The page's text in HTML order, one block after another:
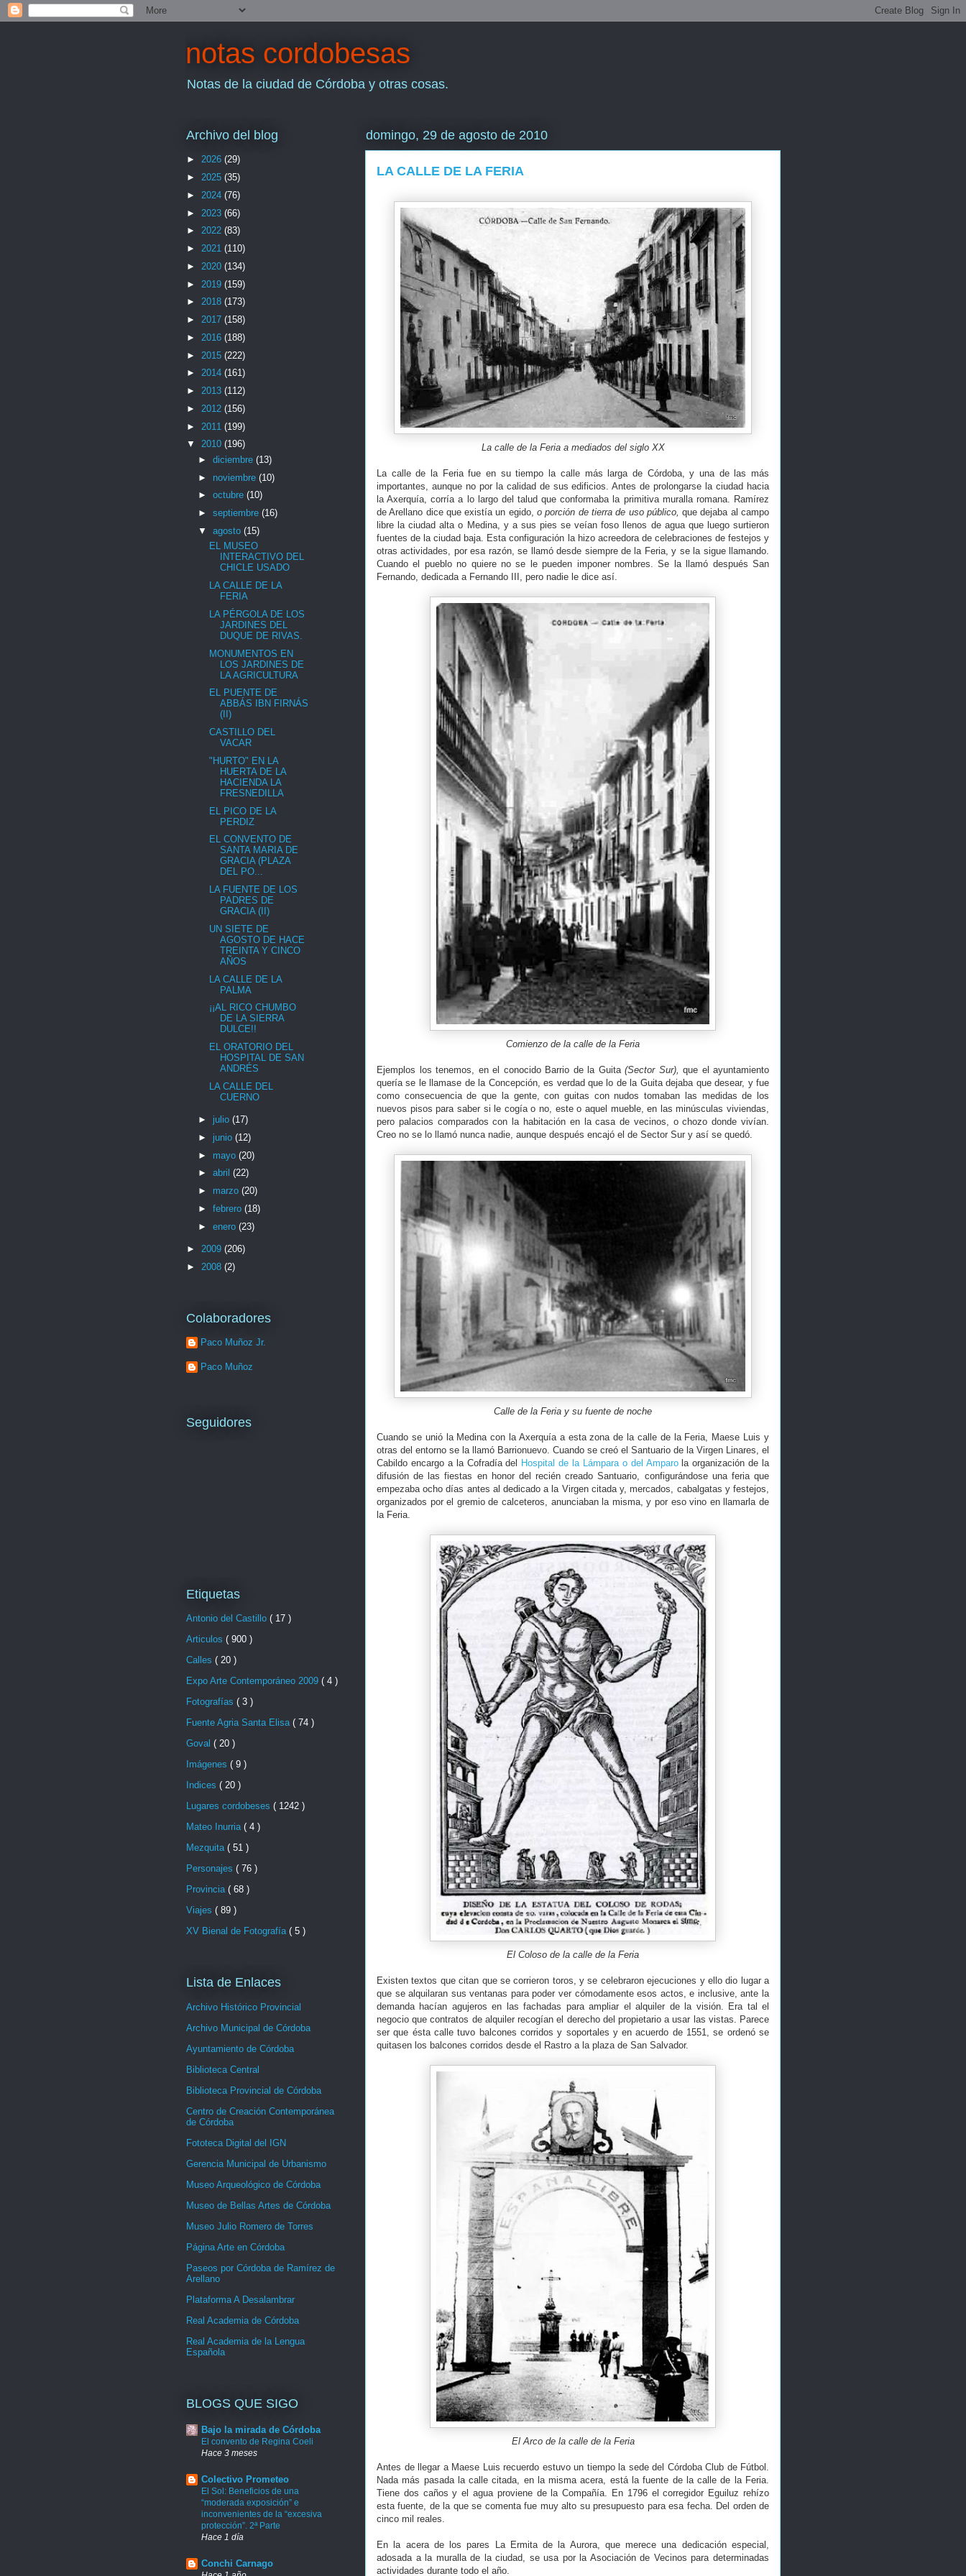
notas cordobesas
Notas de la ciudad de Córdoba y otras cosas.
domingo, 29 de agosto de 2010
LA CALLE DE LA FERIA
La calle de la Feria a mediados del siglo XX
La calle de la Feria fue en su tiempo la calle más larga de Córdoba, y una de las más
importantes, aunque no por la calidad de sus edificios. Antes de prolongarse la ciudad hacia
la Axerquía, corría a lo largo del talud que conformaba la primitiva muralla romana. Ramírez
de Arellano dice que existía un egido,o porción de tierra de uso público, que dejaba al campo
libre la ciudad alta o Medina, y a sus pies se veían foso llenos de agua que luego surtieron
fuentes de la ciudad baja. Esta configuración la hizo acreedora de celebraciones de festejos y
otras actividades, por esa razón, se llamó desde siempre de la Feria, y se la sigue llamando.
Cuando el pueblo no quiere no se le pueden imponer nombres. Se la llamó después San
Fernando, dedicada a Fernando III, pero nadie le dice así.
Comienzo de la calle de la Feria
Ejemplos los tenemos, en el conocido Barrio de la Guita(Sector Sur), que el ayuntamiento
quería se le llamase de la Concepción, es verdad que lo de la Guita dejaba que desear, y fue
como consecuencia de que la gente, con guitas con nudos tomaban las medidas de los
nuevos pisos para saber si le cogía o no, este o aquel mueble, en las minúsculas viviendas,
pero palacios comparados con la habitación en la casa de vecinos, o chozo donde vivían.
Creo no se lo llamó nunca nadie, aunque después encajó el de Sector Sur y así se quedó.
Calle de la Feria y su fuente de noche
Cuando se unió la Medina con la Axerquía a esta zona de la calle de la Feria, Maese Luis y
otras del entorno se la llamó Barrionuevo. Cuando se creó el Santuario de la Virgen Linares, el
Cabildo encargo a la Cofradía del
Hospital de la Lámpara o del Amparola organización de la
difusión de las fiestas en honor del recién creado Santuario, configurándose una feria que
empezaba ocho días antes al dedicado a la Virgen citada y, mercados, cabalgatas y festejos,
organizados por el gremio de calceteros, anunciaban la misma, y por eso vino en llamarla de
la Feria.
El Coloso de la calle de la Feria
Existen textos que citan que se corrieron toros, y se celebraron ejecuciones y ello dio lugar a
que se alquilaran sus ventanas para poder ver cómodamente esos actos, e inclusive, ante la
demanda hacían agujeros en las fachadas para ampliar el alquiler de la visión. Era tal el
negocio que contratos de alquiler recogían el derecho del propietario a usar las vistas. Parece
ser que ésta calle tuvo balcones corridos y soportales y en acuerdo de 1551, se ordenó se
quitasen los balcones corridos desde el Rastro a la plaza de San Salvador.
El Arco de la calle de la Feria
Antes de llegar a Maese Luis recuerdo estuvo un tiempo la sede del Córdoba Club de Fútbol.
Nada más pasada la calle citada, en la misma acera, está la fuente de la calle de la Feria.
Tiene dos caños y el agua proviene de la Compañía. En 1796 el corregidor Eguiluz rehízo
esta fuente, de la que se comenta fue muy alto su presupuesto para esa fecha. Del orden de
cinco mil reales.
En la acera de los pares La Ermita de la Aurora, que merece una dedicación especial,
adosada a la muralla de la ciudad, se usa por la Asociación de Vecinos para determinadas
actividades durante todo el año.
Archivo del blog
► 2026 (29)
► 2025 (35)
► 2024 (76)
► 2023 (66)
► 2022 (83)
► 2021 (110)
► 2020 (134)
► 2019 (159)
► 2018 (173)
► 2017 (158)
► 2016 (188)
► 2015 (222)
► 2014 (161)
► 2013 (112)
► 2012 (156)
► 2011 (199)
▼ 2010 (196)
► diciembre (13)
► noviembre (10)
► octubre (10)
► septiembre (16)
▼ agosto (15)
EL MUSEO
INTERACTIVO DEL
CHICLE USADO
LA CALLE DE LA
FERIA
LA PÉRGOLA DE LOS
JARDINES DEL
DUQUE DE RIVAS.
MONUMENTOS EN
LOS JARDINES DE
LA AGRICULTURA
EL PUENTE DE
ABBÁS IBN FIRNÁS
(II)
CASTILLO DEL
VACAR
"HURTO" EN LA
HUERTA DE LA
HACIENDA LA
FRESNEDILLA
EL PICO DE LA
PERDIZ
EL CONVENTO DE
SANTA MARIA DE
GRACIA (PLAZA
DEL PO...
LA FUENTE DE LOS
PADRES DE
GRACIA (II)
UN SIETE DE
AGOSTO DE HACE
TREINTA Y CINCO
AÑOS
LA CALLE DE LA
PALMA
¡¡AL RICO CHUMBO
DE LA SIERRA
DULCE!!
EL ORATORIO DEL
HOSPITAL DE SAN
ANDRÉS
LA CALLE DEL
CUERNO
► julio (17)
► junio (12)
► mayo (20)
► abril (22)
► marzo (20)
► febrero (18)
► enero (23)
► 2009 (206)
► 2008 (2)
Colaboradores
Paco Muñoz Jr.
Paco Muñoz
Seguidores
Etiquetas
Antonio del Castillo ( 17 )
Articulos ( 900 )
Calles ( 20 )
Expo Arte Contemporáneo 2009 ( 4 )
Fotografías ( 3 )
Fuente Agria Santa Elisa ( 74 )
Goval ( 20 )
Imágenes ( 9 )
Indices ( 20 )
Lugares cordobeses ( 1242 )
Mateo Inurria ( 4 )
Mezquita ( 51 )
Personajes ( 76 )
Provincia ( 68 )
Viajes ( 89 )
XV Bienal de Fotografía ( 5 )
Lista de Enlaces
Archivo Histórico Provincial
Archivo Municipal de Córdoba
Ayuntamiento de Córdoba
Biblioteca Central
Biblioteca Provincial de Córdoba
Centro de Creación Contemporánea
de Córdoba
Fototeca Digital del IGN
Gerencia Municipal de Urbanismo
Museo Arqueológico de Córdoba
Museo de Bellas Artes de Córdoba
Museo Julio Romero de Torres
Página Arte en Córdoba
Paseos por Córdoba de Ramírez de
Arellano
Plataforma A Desalambrar
Real Academia de Córdoba
Real Academia de la Lengua
Española
BLOGS QUE SIGO
Bajo la mirada de Córdoba
El convento de Regina Coeli
Hace 3 meses
Colectivo Prometeo
El Sol: Beneficios de una
“moderada exposición” e
inconvenientes de la “excesiva
protección”. 2ª Parte
Hace 1 día
Conchi Carnago